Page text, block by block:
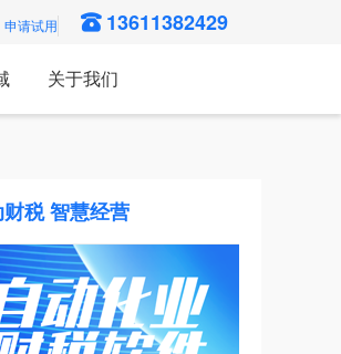
13611382429
关于我们
财税 智慧经营